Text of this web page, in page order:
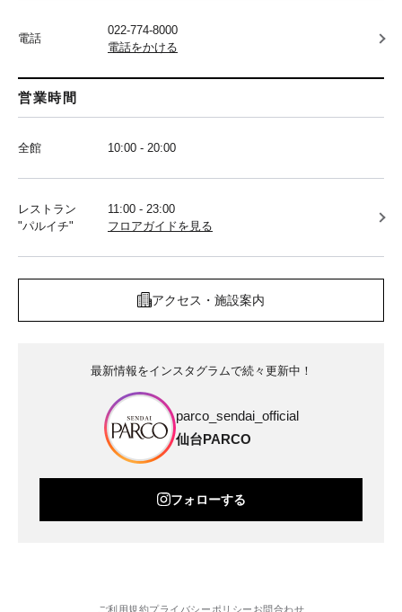
電話
022-774-8000
電話をかける
営業時間
全館 10:00 - 20:00
レストラン
"パルイチ"
11:00 - 23:00
フロアガイドを見る
アクセス・施設案内
最新情報をインスタグラムで続々更新中！
parco_sendai_official
仙台PARCO
フォローする
ご利用規約プライバシーポリシー お問合わせ